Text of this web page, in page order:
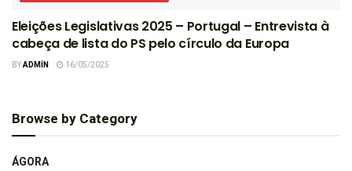
Eleições Legislativas 2025 – Portugal – Entrevista à
cabeça de lista do PS pelo círculo da Europa
BYADMIN 16/05/2025
Browse by Category
ÁGORA